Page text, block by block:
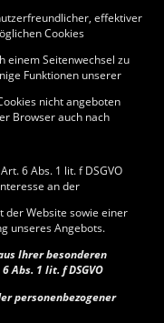
effektiver
Cookies
einem Seitenwechsel zu
Funktionen unserer
nicht angeboten
Browser auch nach
6 Abs. 1 lit. f DSGVO
an der
der Website sowie einer
unseres Angebots.
Ihrer besonderen
Abs. 1 lit. f DSGVO
personenbezogener